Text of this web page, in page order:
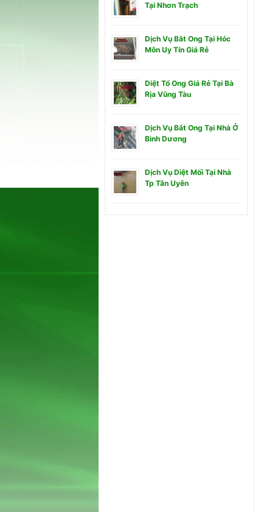
Tại Nhơn Trạch
Dịch Vụ Bắt Ong Tại Hóc
Môn Uy Tín Giá Rẻ
Diệt Tổ Ong Giá Rẻ Tại Bà
Rịa Vũng Tàu
Dịch Vụ Bắt Ong Tại Nhà Ở
Bình Dương
Dịch Vụ Diệt Mối Tại Nhà
Tp Tân Uyên